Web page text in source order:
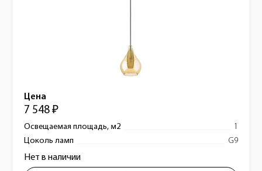
Цена
7 548 ₽
Освещаемая площадь, м2
1
Цоколь ламп
G9
Нет в наличии